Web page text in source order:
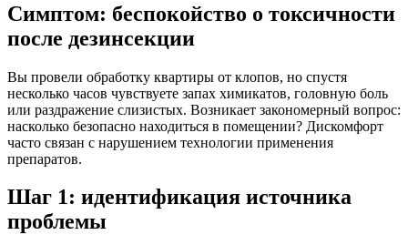
Симптом: беспокойство о токсичности
после дезинсекции
Вы провели обработку квартиры от клопов, но спустя
несколько часов чувствуете запах химикатов, головную боль
или раздражение слизистых. Возникает закономерный вопрос:
насколько безопасно находиться в помещении? Дискомфорт
часто связан с нарушением технологии применения
препаратов.
Шаг 1: идентификация источника
проблемы